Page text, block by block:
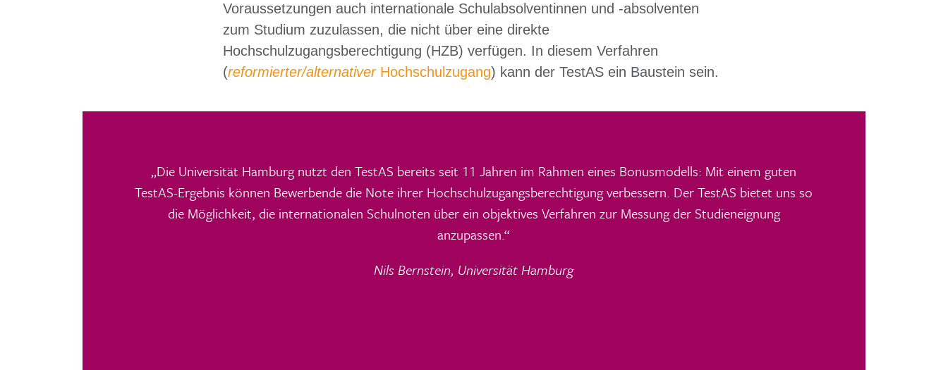
Voraussetzungen auch internationale Schulabsolventinnen und -absolventen
zum Studium zuzulassen, die nicht über eine direkte
Hochschulzugangsberechtigung (HZB) verfügen. In diesem Verfahren
(reformierter/alternativerHochschulzugang) kann der TestAS ein Baustein sein.
„Die Universität Hamburg nutzt den TestAS bereits seit 11 Jahren im Rahmen eines Bonusmodells: Mit einem guten
TestAS-Ergebnis können Bewerbende die Note ihrer Hochschulzugangsberechtigung verbessern. Der TestAS bietet uns so
die Möglichkeit, die internationalen Schulnoten über ein objektives Verfahren zur Messung der Studieneignung
anzupassen.“
Nils Bernstein, Universität Hamburg